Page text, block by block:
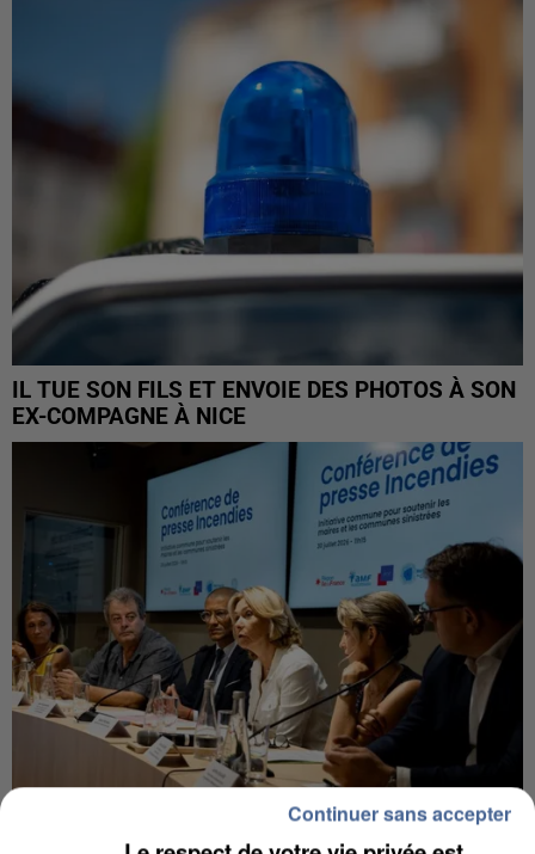
IL TUE SON FILS ET ENVOIE DES PHOTOS À SON
EX-COMPAGNE À NICE
Continuer sans accepter